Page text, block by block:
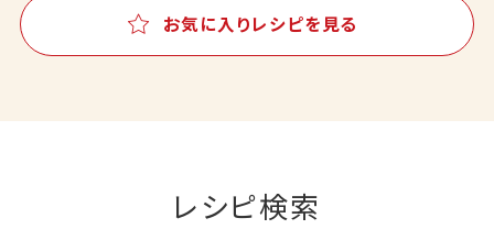
お気に入りレシピを見る
レシピ検索